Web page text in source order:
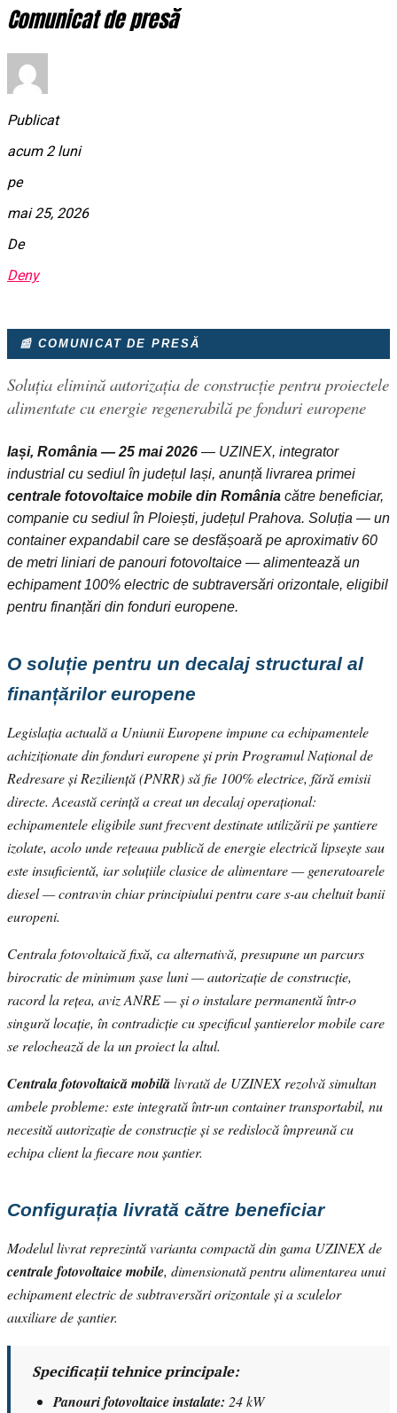
Comunicat de presă
Publicat
acum 2 luni
pe
mai 25, 2026
De
Deny
📰 COMUNICAT DE PRESĂ
Soluția elimină autorizația de construcție pentru proiectele
alimentate cu energie regenerabilă pe fonduri europene
Iași, România — 25 mai 2026 — UZINEX, integrator
industrial cu sediul în județul Iași, anunță livrarea primei
centrale fotovoltaice mobile din România către beneficiar,
companie cu sediul în Ploiești, județul Prahova. Soluția — un
container expandabil care se desfășoară pe aproximativ 60
de metri liniari de panouri fotovoltaice — alimentează un
echipament 100% electric de subtraversări orizontale, eligibil
pentru finanțări din fonduri europene.
O soluție pentru un decalaj structural al
finanțărilor europene
Legislația actuală a Uniunii Europene impune ca echipamentele
achiziționate din fonduri europene și prin Programul Național de
Redresare și Reziliență (PNRR) să fie 100% electrice, fără emisii
directe. Această cerință a creat un decalaj operațional:
echipamentele eligibile sunt frecvent destinate utilizării pe șantiere
izolate, acolo unde rețeaua publică de energie electrică lipsește sau
este insuficientă, iar soluțiile clasice de alimentare — generatoarele
diesel — contravin chiar principiului pentru care s-au cheltuit banii
europeni.
Centrala fotovoltaică fixă, ca alternativă, presupune un parcurs
birocratic de minimum șase luni — autorizație de construcție,
racord la rețea, aviz ANRE — și o instalare permanentă într-o
singură locație, în contradicție cu specificul șantierelor mobile care
se relochează de la un proiect la altul.
Centrala fotovoltaică mobilălivrată de UZINEX rezolvă simultan
ambele probleme: este integrată într-un container transportabil, nu
necesită autorizație de construcție și se redislocă împreună cu
echipa client la fiecare nou șantier.
Configurația livrată către beneficiar
Modelul livrat reprezintă varianta compactă din gama UZINEX de
centrale fotovoltaice mobile, dimensionată pentru alimentarea unui
echipament electric de subtraversări orizontale și a sculelor
auxiliare de șantier.
Specificații tehnice principale:
Panouri fotovoltaice instalate: 24 kW